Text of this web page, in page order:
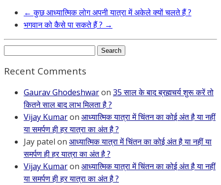
← कुछ आध्यात्मिक लोग अपनी यात्रा में अकेले क्यों चलते हैं ?
भगवान को कैसे पा सकते हैं ? →
Search
Recent Comments
Gaurav Ghodeshwaron 35 साल के बाद ब्रह्मचर्य शुरू करें तो
कितने साल बाद लाभ मिलता है ?
Vijay Kumaron आध्यात्मिक यात्रा में चिंतन का कोई अंत है या नहीं
या समर्पण ही हर यात्रा का अंत है ?
Jay patel on आध्यात्मिक यात्रा में चिंतन का कोई अंत है या नहीं या
समर्पण ही हर यात्रा का अंत है ?
Vijay Kumaron आध्यात्मिक यात्रा में चिंतन का कोई अंत है या नहीं
या समर्पण ही हर यात्रा का अंत है ?